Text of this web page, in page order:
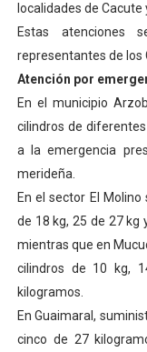
localidades de Cacute
Estas atenciones
representantes de los
Atención por
En el municipio
cilindros de
a la emergencia
merideña.
En el sector El
de 18 kg, 25 de 27 kg
mientras que en
cilindros de 10 kg,
kilogramos.
En Guaimaral,
cinco de 27